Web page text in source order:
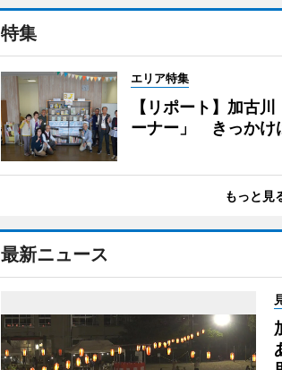
特集
エリア特集
【リポート】加古
ーナー」 きっかけ
もっと見
最新ニュース